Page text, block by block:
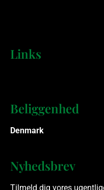
Links
Beliggenhed
Denmark
Nyhedsbrev
Tilmeld dig vores